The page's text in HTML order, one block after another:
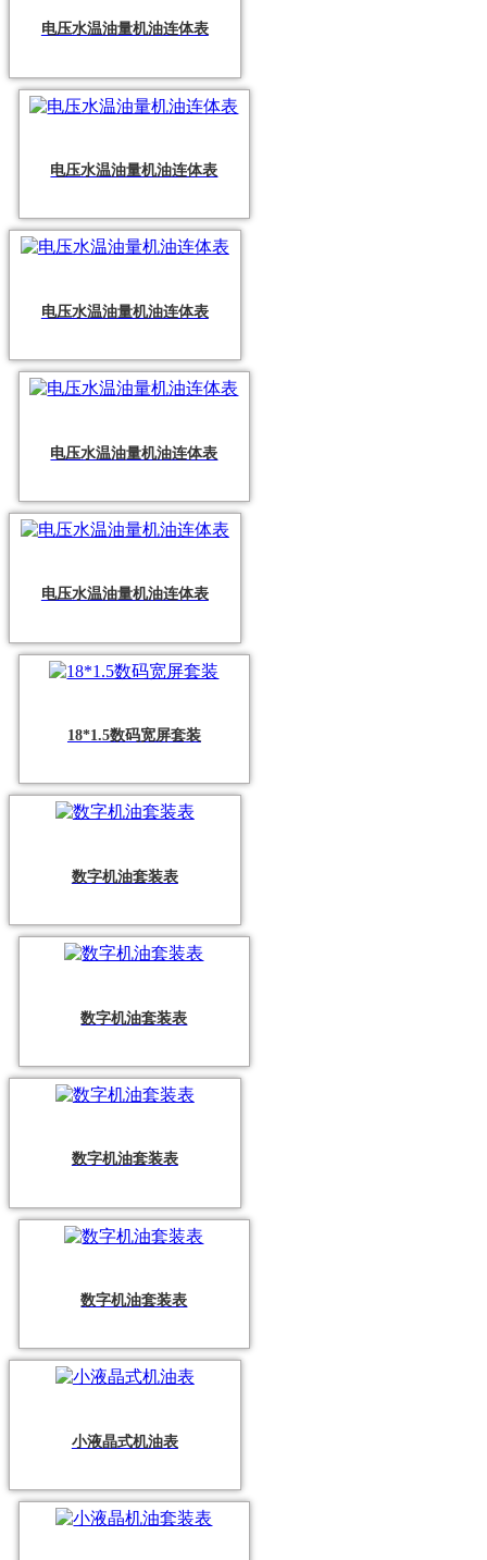
电压水温油量机油连体表
电压水温油量机油连体表
电压水温油量机油连体表
电压水温油量机油连体表
电压水温油量机油连体表
18*1.5数码宽屏套装
数字机油套装表
数字机油套装表
数字机油套装表
数字机油套装表
小液晶式机油表